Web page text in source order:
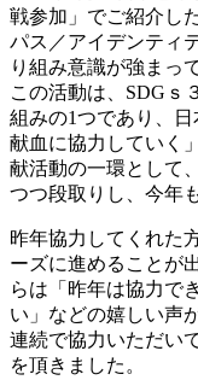
戦参加」でご紹介し
パス／アイデンティ
り組み意識が強まっ
この活動は、SDGｓ
組みの1つであり、
献血に協力していく
献活動の一環として
つつ段取りし、今年
昨年協力してくれた
ーズに進めることが
らは「昨年は協力で
い」などの嬉しい声
連続で協力いただい
を頂きました。